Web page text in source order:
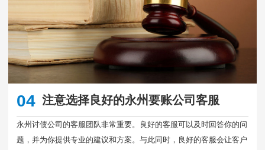
04 注意选择良好的永州要账公司客服
永州讨债公司的客服团队非常重要。良好的客服可以及时回答你的问
题，并为你提供专业的建议和方案。与此同时，良好的客服会让客户